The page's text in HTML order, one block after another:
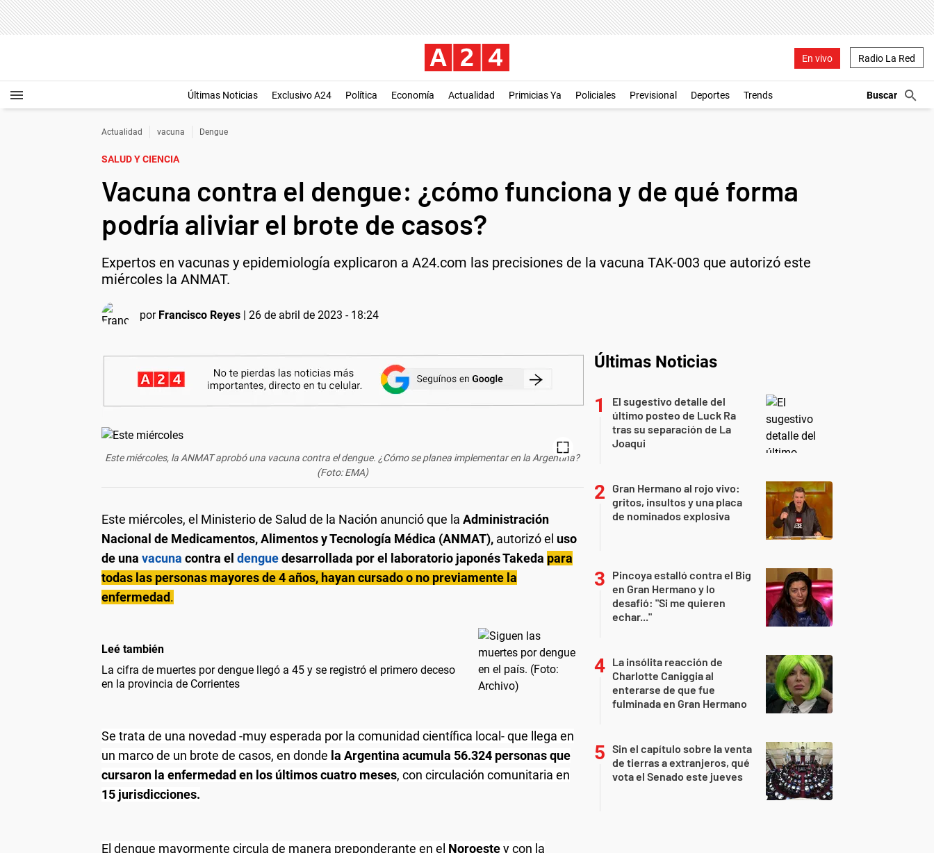
En vivo Radio La Red
Últimas Noticias Exclusivo A24 Política Economía Actualidad Primicias Ya Policiales Previsional Deportes Trends
Actualidad vacuna Dengue
SALUD Y CIENCIA
Vacuna contra el dengue: ¿cómo funciona y de qué forma
podría aliviar el brote de casos?
Expertos en vacunas y epidemiología explicaron a A24.com las precisiones de la vacuna TAK-003 que autorizó este
miércoles la ANMAT.
por Francisco Reyes | 26 de abril de 2023 - 18:24
Este miércoles, la ANMAT aprobó una vacuna contra el dengue. ¿Cómo se planea implementar en la Argentina?
(Foto: EMA)
Este miércoles, el Ministerio de Salud de la Nación anunció que la Administración
Nacional de Medicamentos, Alimentos y Tecnología Médica (ANMAT), autorizó el uso
de una vacuna contra el denguedesarrollada por el laboratorio japonés Takeda para
todas las personas mayores de 4 años, hayan cursado o no previamente la
enfermedad.
Leé también
La cifra de muertes por dengue llegó a 45 y se registró el primero deceso
en la provincia de Corrientes
Se trata de una novedad -muy esperada por la comunidad científica local- que llega en
un marco de un brote de casos, en donde la Argentina acumula 56.324 personas que
cursaron la enfermedad en los últimos cuatro meses, con circulación comunitaria en
15 jurisdicciones.
El dengue mayormente circula de manera preponderante en el Noroestey con la
Últimas Noticias
El sugestivo detalle del
último posteo de Luck Ra
tras su separación de La
Joaqui
Gran Hermano al rojo vivo:
gritos, insultos y una placa
de nominados explosiva
Pincoya estalló contra el Big
en Gran Hermano y lo
desafió: "Si me quieren
echar..."
La insólita reacción de
Charlotte Caniggia al
enterarse de que fue
fulminada en Gran Hermano
Sin el capítulo sobre la venta
de tierras a extranjeros, qué
vota el Senado este jueves